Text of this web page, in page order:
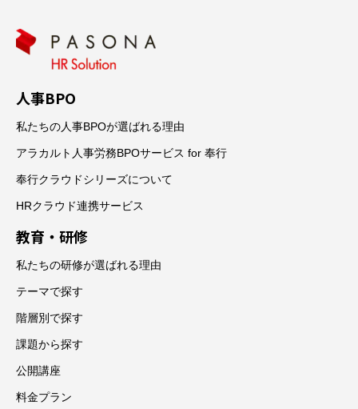
人事BPO
私たちの人事BPOが選ばれる理由
アラカルト人事労務BPOサービス for 奉行
奉行クラウドシリーズについて
HRクラウド連携サービス
教育・研修
私たちの研修が選ばれる理由
テーマで探す
階層別で探す
課題から探す
公開講座
料金プラン